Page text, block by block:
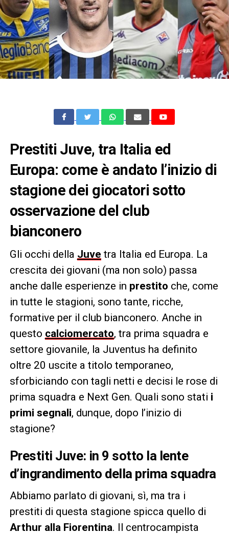
Prestiti Juve, tra Italia ed
Europa: come è andato l’inizio di
stagione dei giocatori sotto
osservazione del club
bianconero
Gli occhi della Juve tra Italia ed Europa. La
crescita dei giovani (ma non solo) passa
anche dalle esperienze in prestito che, come
in tutte le stagioni, sono tante, ricche,
formative per il club bianconero. Anche in
questo calciomercato, tra prima squadra e
settore giovanile, la Juventus ha definito
oltre 20 uscite a titolo temporaneo,
sforbiciando con tagli netti e decisi le rose di
prima squadra e Next Gen. Quali sono stati i
primi segnali, dunque, dopo l’inizio di
stagione?
Prestiti Juve: in 9 sotto la lente
d’ingrandimento della prima squadra
Abbiamo parlato di giovani, sì, ma tra i
prestiti di questa stagione spicca quello di
Arthur alla Fiorentina. Il centrocampista